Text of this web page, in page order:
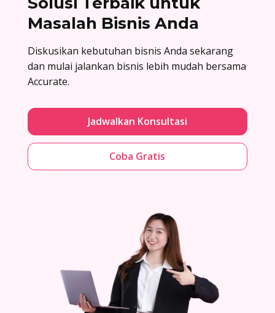
Masalah Bisnis Anda
Diskusikan kebutuhan bisnis Anda sekarang
dan mulai jalankan bisnis lebih mudah bersama
Accurate.
Jadwalkan Konsultasi
Coba Gratis